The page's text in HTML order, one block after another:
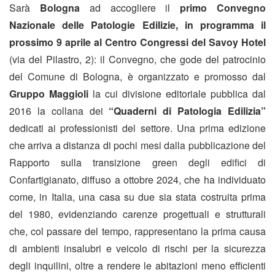
Sarà
Bologna ad accogliere il
primo Convegno
Nazionale delle Patologie Edilizie, in programma il
prossimo 9 aprile al Centro Congressi del Savoy Hotel
(via del Pilastro, 2): il Convegno, che gode del patrocinio
del Comune di Bologna, è organizzato e promosso dal
Gruppo Maggioli la cui divisione editoriale pubblica dal
2016 la collana dei “Quaderni di Patologia Edilizia”
dedicati ai professionisti del settore. Una prima edizione
che arriva a distanza di pochi mesi dalla pubblicazione del
Rapporto sulla transizione green degli edifici di
Confartigianato, diffuso a ottobre 2024, che ha individuato
come, in Italia, una casa su due sia stata costruita prima
del 1980, evidenziando carenze progettuali e strutturali
che, col passare del tempo, rappresentano la prima causa
di ambienti insalubri e veicolo di rischi per la sicurezza
degli inquilini, oltre a rendere le abitazioni meno efficienti